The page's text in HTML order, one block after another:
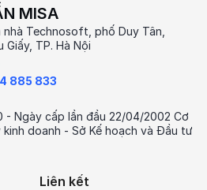
MISA
Technosoft, phố Duy Tân,
Giấy, TP. Hà Nội
885 833
- Ngày cấp lần đầu 22/04/2002 Cơ
doanh - Sở Kế hoạch và Đầu tư
Liên kết